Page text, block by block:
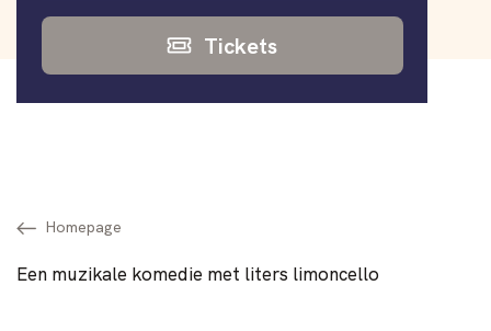
Homepage
Een muzikale komedie met liters limoncello
Tickets